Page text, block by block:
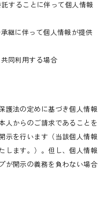
することに伴って個人情報
継に伴って個人情報が提供
同利用する場合
護法の定めに基づき個人情報
人からのご請求であることを
示を行います（当該個人情報
します。）。但し、個人情報
が開示の義務を負わない場合